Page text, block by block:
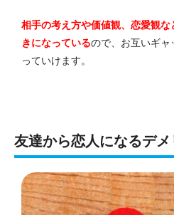
相手の考え方や価値観、恋愛観
きになっているので、お互いギャ
っていけます。
友達から恋人になるデメ